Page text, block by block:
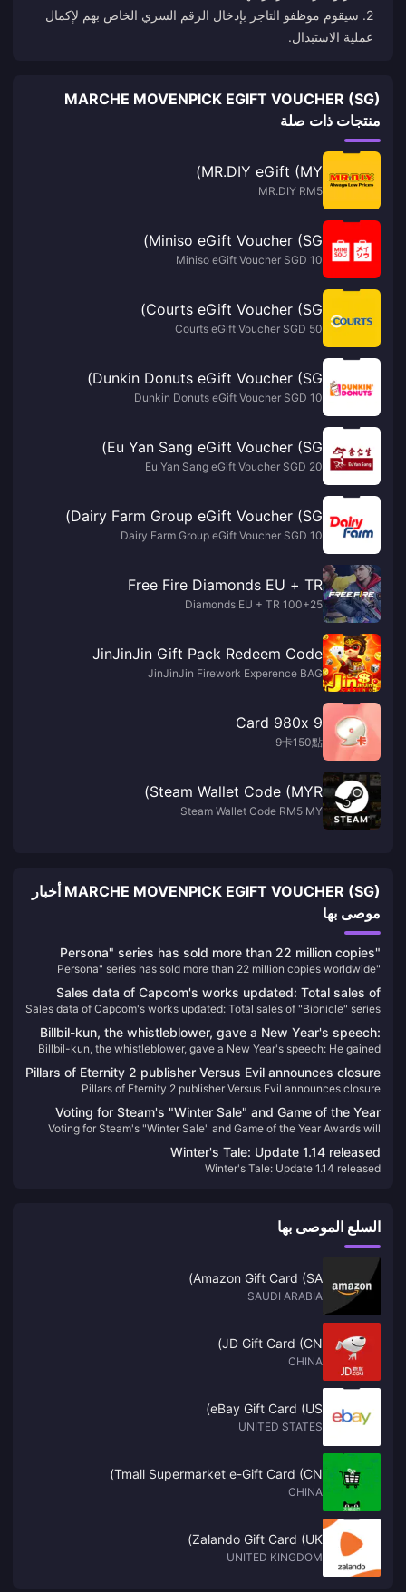
2. سيقوم موظفو التاجر بإدخال الرقم السري الخاص بهم لإكمال
عملية الاستبدال.
MARCHE MOVENPICK EGIFT VOUCHER (SG)
منتجات ذات صلة
MR.DIY eGift (MY)
MR.DIY RM5
Miniso eGift Voucher (SG)
Miniso eGift Voucher SGD 10
Courts eGift Voucher (SG)
Courts eGift Voucher SGD 50
Dunkin Donuts eGift Voucher (SG)
Dunkin Donuts eGift Voucher SGD 10
Eu Yan Sang eGift Voucher (SG)
Eu Yan Sang eGift Voucher SGD 20
Dairy Farm Group eGift Voucher (SG)
Dairy Farm Group eGift Voucher SGD 10
Free Fire Diamonds EU + TR
100+25 Diamonds EU + TR
JinJinJin Gift Pack Redeem Code
JinJinJin Firework Experence BAG
9 Card 980x
9卡150點
Steam Wallet Code (MYR)
Steam Wallet Code RM5 MY
MARCHE MOVENPICK EGIFT VOUCHER (SG) أخبار
موصى بها
"Persona" series has sold more than 22 million copies
worldwide"Persona" series has sold more than 22 million copies worldwide
Sales data of Capcom's works updated: Total sales of
"Bionicle" series reached 154 million
Sales data of Capcom's works updated: Total sales of "Bionicle" series
Billbil-kun, the whistleblower, gave a New Year's speech:
He gained 43,000 followers in one year, aiming to avoid
false information.
Billbil-kun, the whistleblower, gave a New Year's speech: He gained
Pillars of Eternity 2 publisher Versus Evil announces closure
Pillars of Eternity 2 publisher Versus Evil announces closure
Voting for Steam's "Winter Sale" and Game of the Year
Awards will open at 2 a.m. tomorrow
Voting for Steam's "Winter Sale" and Game of the Year Awards will
Winter's Tale: Update 1.14 released
Winter's Tale: Update 1.14 released
السلع الموصى بها
Amazon Gift Card (SA)
SAUDI ARABIA
JD Gift Card (CN)
CHINA
eBay Gift Card (US)
UNITED STATES
Tmall Supermarket e-Gift Card (CN)
CHINA
Zalando Gift Card (UK)
UNITED KINGDOM